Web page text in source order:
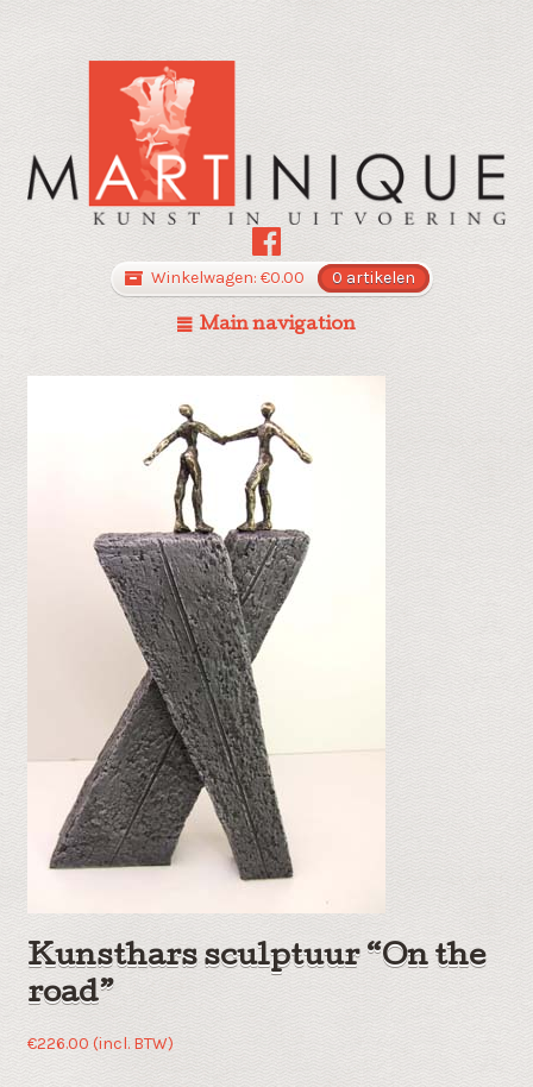
Winkelwagen: €0.00 0 artikelen
Main navigation
Kunsthars sculptuur “On the
road”
€226.00 (incl. BTW)